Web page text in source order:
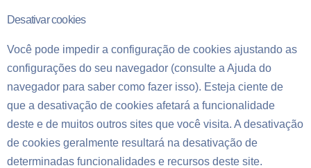
Desativar cookies
Você pode impedir a configuração de cookies ajustando as
configurações do seu navegador (consulte a Ajuda do
navegador para saber como fazer isso). Esteja ciente de
que a desativação de cookies afetará a funcionalidade
deste e de muitos outros sites que você visita. A desativação
de cookies geralmente resultará na desativação de
determinadas funcionalidades e recursos deste site.